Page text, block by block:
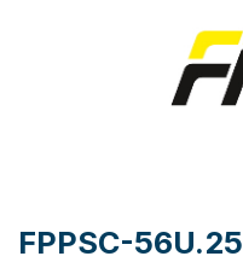
FPPSC-56U.25